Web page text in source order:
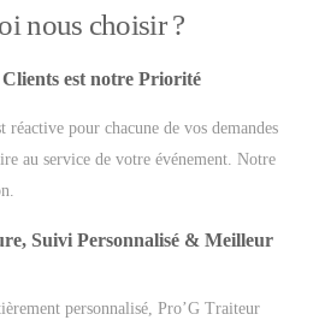
nous choisir ?
est notre Priorité
réactive pour chacune de vos demandes
au service de votre événement. Notre
Suivi Personnalisé & Meilleur
personnalisé, Pro’G Traiteur